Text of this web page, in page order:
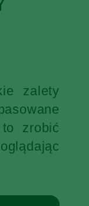
zalety
zrobić